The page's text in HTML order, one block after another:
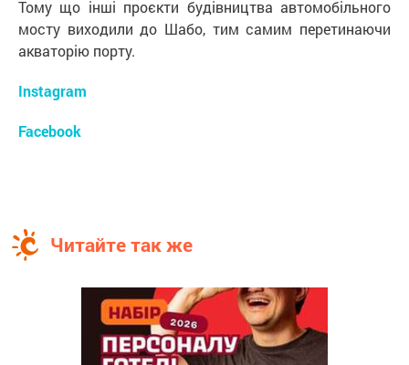
Тому що інші проєкти будівництва автомобільного
мосту виходили до Шабо, тим самим перетинаючи
акваторію порту.
Instagram
Facebook
Читайте так же